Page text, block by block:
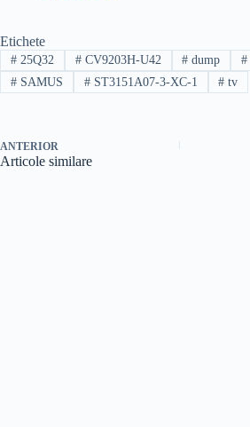
Etichete
#25Q32 #CV9203H-U42 # dump #
#SAMUS #ST3151A07-3-XC-1 # tv
ANTERIOR
Articole similare